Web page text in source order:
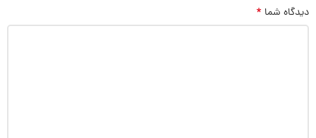
دیدگاه شما *